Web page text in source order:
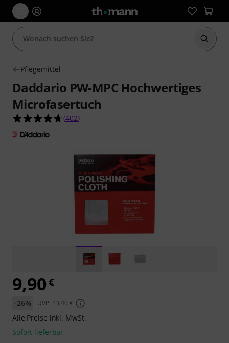
Suche
Pflegemittel
Daddario PW-MPC Hochwertiges
Microfasertuch
4.6 von 5 Sternen aus 402 Kundenbewertungen
(402)
9,90€
-26% UVP: 13,40 €
Alle Preise inkl. MwSt.
Sofort lieferbar